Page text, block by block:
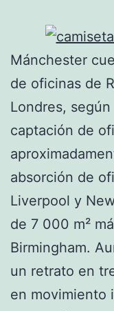
Mánchester
de oficinas de
Londres,
captación de
absorción de
Liverpool y
de 7 000 m²
Birmingham.
un retrato en
en movimiento